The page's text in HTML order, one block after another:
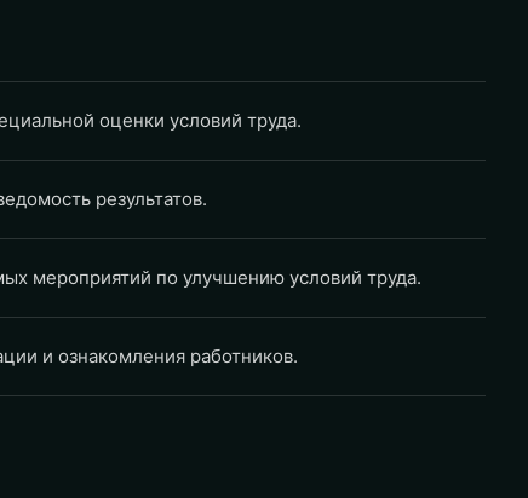
оценки условий труда.
результатов.
мероприятий по улучшению условий труда.
и ознакомления работников.